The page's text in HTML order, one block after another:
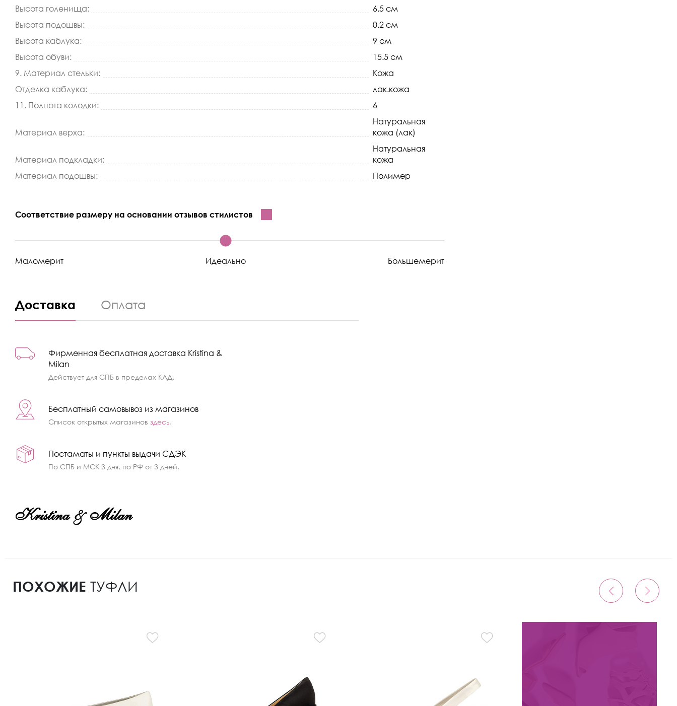
Высота голенища:
6.5 см
Высота подошвы:
0.2 см
Высота каблука:
9 см
Высота обуви:
15.5 см
9. Материал стельки:
Кожа
Отделка каблука:
лак.кожа
11. Полнота колодки:
6
Материал верха:
Натуральная
кожа (лак)
Материал подкладки:
Натуральная
кожа
Материал подошвы:
Полимер
Соответствие размеру на основании отзывов стилистов
Маломерит Идеально Большемерит
Доставка Оплата
Фирменная бесплатная доставка Kristina &
Milan
Действует для СПБ в пределах КАД.
Бесплатный самовывоз из магазинов
Список открытых магазиновздесь.
Постаматы и пункты выдачи СДЭК
По СПБ и МСК 3 дня, по РФ от 3 дней.
ПОХОЖИЕ ТУФЛИ